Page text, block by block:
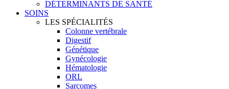
DÉTERMINANTS DE SANTÉ
SOINS
LES SPÉCIALITÉS
Colonne vertébrale
Digestif
Génétique
Gynécologie
Hématologie
ORL
Sarcomes